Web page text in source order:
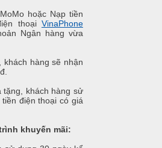
hoặc Nạp tiền
thoại VinaPhone
Ngân hàng vừa
khách hàng sẽ nhận
khách hàng sử
điện thoại có giá
khuyến mãi: